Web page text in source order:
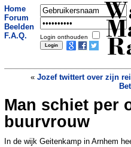
Home
Forum
Beelden
F.A.Q.
Login onthouden
« Jozef twittert over zijn
Man schiet per
buurvrouw
In de wijk Geitenkamp in Arnhem